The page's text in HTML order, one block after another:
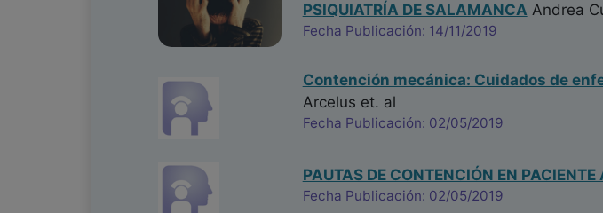
PSIQUIATRÍA DE SALAMANCA Andrea
Fecha Publicación: 14/11/2019
Contención mecánica: Cuidados de
Arcelus et. al
Fecha Publicación: 02/05/2019
PAUTAS DE CONTENCIÓN EN PACIENTE
Fecha Publicación: 02/05/2019